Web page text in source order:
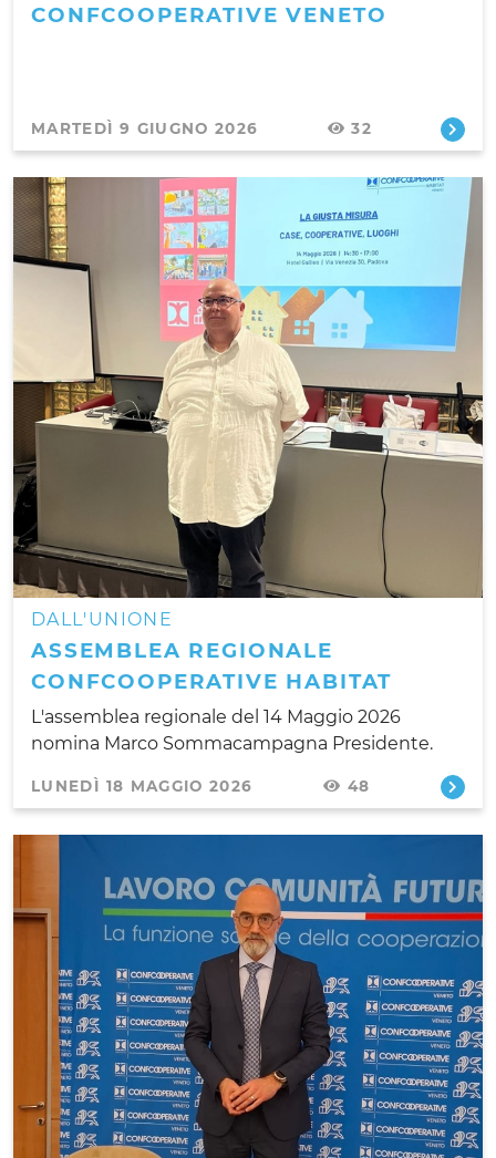
CONFCOOPERATIVE VENETO
MARTEDÌ 9 GIUGNO 2026 32
DALL'UNIONE
ASSEMBLEA REGIONALE
CONFCOOPERATIVE HABITAT
L'assemblea regionale del 14 Maggio 2026
nomina Marco Sommacampagna Presidente.
LUNEDÌ 18 MAGGIO 2026 48